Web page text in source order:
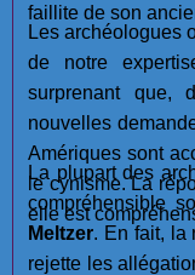
faillite de son
Les archéologues
de notre
surprenant que,
nouvelles
Amériques sont
le cynisme. La
elle est
La plupart des
compréhensible
Meltzer. En fait, la
rejette les